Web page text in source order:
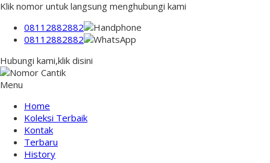
Klik nomor untuk langsung menghubungi kami
08112882882
08112882882
Hubungi kami,klik disini
Menu
Home
Koleksi Terbaik
Kontak
Terbaru
History